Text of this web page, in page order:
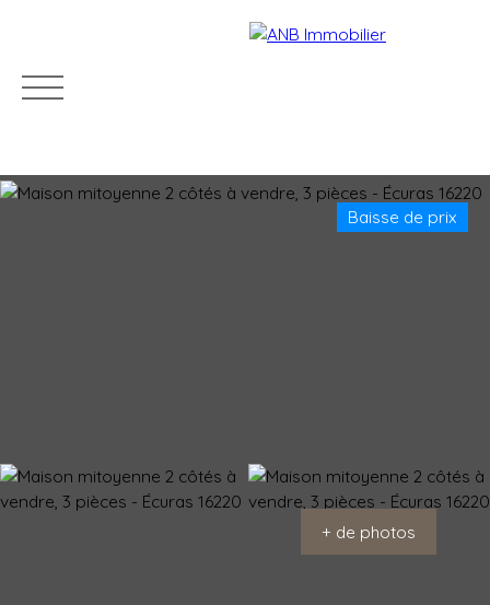
Vendre Estimer
Baisse de prix
+ de photos